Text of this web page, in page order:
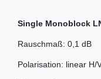
Single Monoblock
Rauschmaß: 0,1 dB
Polarisation: linear H/